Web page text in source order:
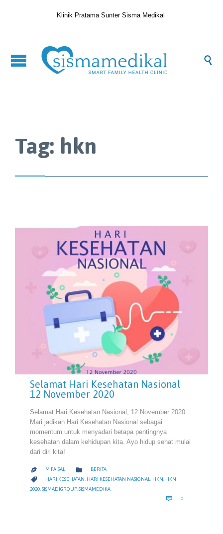
Klinik Pratama Sunter Sisma Medikal

Tag: hkn
Selamat Hari Kesehatan Nasional
12 November 2020
Selamat Hari Kesehatan Nasional, 12 November 2020.
Mari jadikan Hari Kesehatan Nasional sebagai
momentum untuk menyadari betapa pentingnya
kesehatan dalam kehidupan kita. Ayo hidup sehat mulai
dari diri kita!
 M FAISAL  CATEGORY
BERITA
 CATEGORY
HARI KESEHATAN, HARI KESEHATAN NASIONAL, HKN, HKN
2020 SISMADIGROUP, SISMAMEDIKA
 0